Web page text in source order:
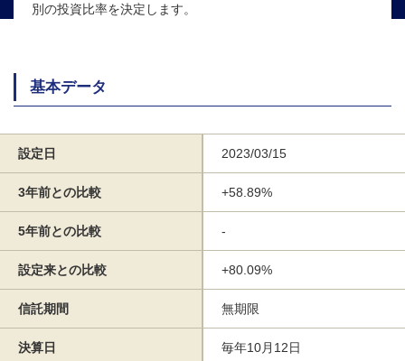
別の投資比率を決定します。
基本データ
設定日 2023/03/15
3年前との比較 +58.89%
5年前との比較 -
設定来との比較 +80.09%
信託期間 無期限
決算日 毎年10月12日